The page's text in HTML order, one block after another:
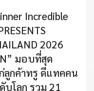
Incredible
2026
มอบที่สุด
กค้าทรู ดีแทคคน
โลก รวม 21